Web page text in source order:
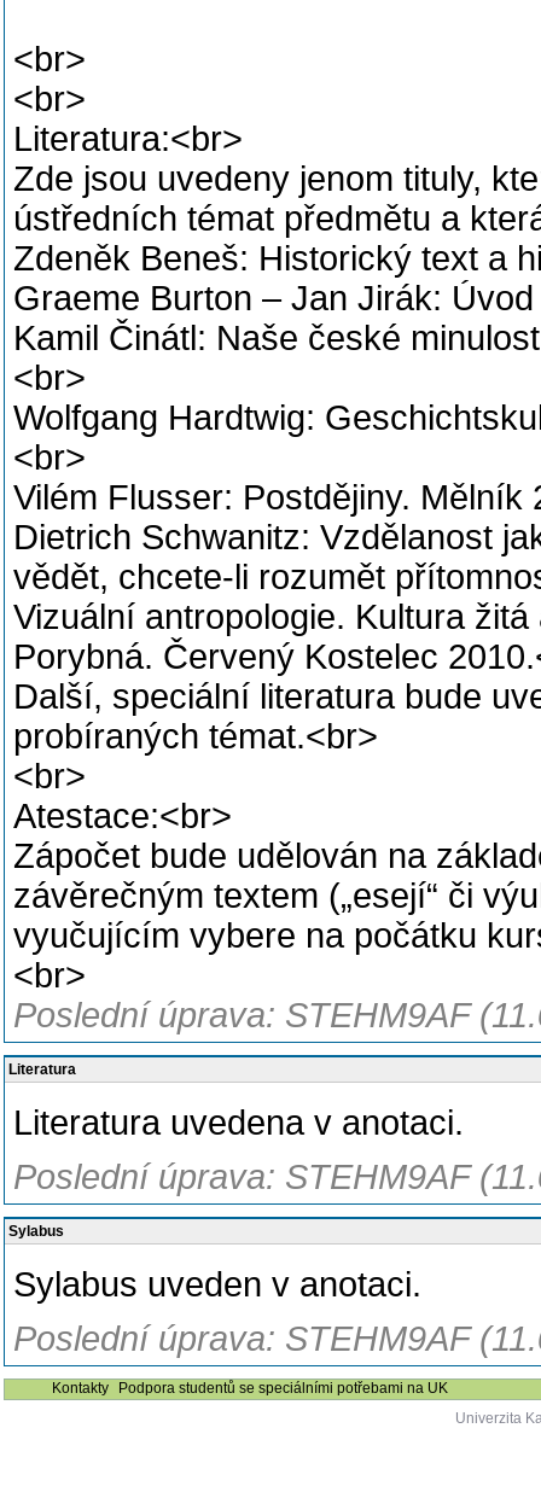
<br>
<br>
Literatura:<br>
Zde jsou uvedeny jenom tituly,
ústředních témat předmětu a
Zdeněk Beneš: Historický text a
Graeme Burton – Jan Jirák:
Kamil Činátl: Naše české
<br>
Wolfgang Hardtwig:
<br>
Vilém Flusser: Postdějiny. Mělník
Dietrich Schwanitz: Vzdělanost
vědět, chcete-li rozumět
Vizuální antropologie. Kultura
Porybná. Červený Kostelec
Další, speciální literatura bude
probíraných témat.<br>
<br>
Atestace:<br>
Zápočet bude udělován na
závěrečným textem („esejí“ či
vyučujícím vybere na počátku
<br>
Poslední úprava: STEHM9AF
Literatura
Literatura uvedena v anotaci.
Poslední úprava: STEHM9AF
Sylabus
Sylabus uveden v anotaci.
Poslední úprava: STEHM9AF
Kontakty
Podpora studentů se speciálními potřebami na UK
Univerzita